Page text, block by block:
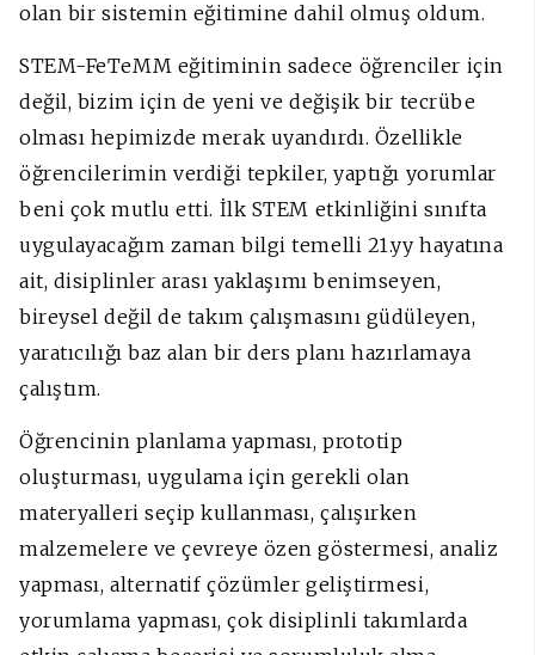
olan bir sistemin eğitimine dahil olmuş oldum.
STEM-FeTeMM eğitiminin sadece öğrenciler için
değil, bizim için de yeni ve değişik bir tecrübe
olması hepimizde merak uyandırdı. Özellikle
öğrencilerimin verdiği tepkiler, yaptığı yorumlar
beni çok mutlu etti. İlk STEM etkinliğini sınıfta
uygulayacağım zaman bilgi temelli 21.yy hayatına
ait, disiplinler arası yaklaşımı benimseyen,
bireysel değil de takım çalışmasını güdüleyen,
yaratıcılığı baz alan bir ders planı hazırlamaya
çalıştım.
Öğrencinin planlama yapması, prototip
oluşturması, uygulama için gerekli olan
materyalleri seçip kullanması, çalışırken
malzemelere ve çevreye özen göstermesi, analiz
yapması, alternatif çözümler geliştirmesi,
yorumlama yapması, çok disiplinli takımlarda